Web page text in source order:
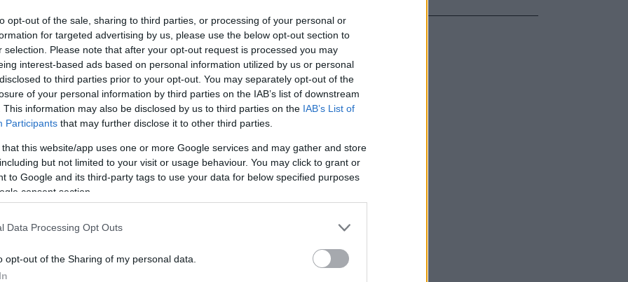
opt-out of the sale, sharing to third parties, or processing of your personal or
for targeted advertising by us, please use the below opt-out section to
selection. Please note that after your opt-out request is processed you may
interest-based ads based on personal information utilized by us or personal
to third parties prior to your opt-out. You may separately opt-out of the
of your personal information by third parties on the IAB’s list of downstream
This information may also be disclosed by us to third parties on the IAB’s List of
Participants that may further disclose it to other third parties.
that this website/app uses one or more Google services and may gather and store
but not limited to your visit or usage behaviour. You may click to grant or
to Google and its third-party tags to use your data for below specified purposes
consent section.
Data Processing Opt Outs
opt-out of the Sharing of my personal data.
της είναι μια απλή και σας επιτρέπει να
εντελώς νέο τρόπο. Εδώ είναι μια απλή συνταγή για
στο σπίτι.